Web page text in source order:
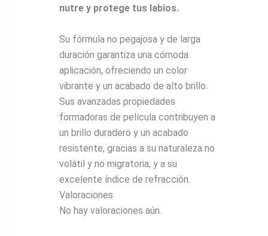
nutre y protege tus labios.
Su fórmula no pegajosa y de larga
duración garantiza una cómoda
aplicación, ofreciendo un color
vibrante y un acabado de alto brillo.
Sus avanzadas propiedades
formadoras de película contribuyen a
un brillo duradero y un acabado
resistente, gracias a su naturaleza no
volátil y no migratoria, y a su
excelente índice de refracción.
Valoraciones
No hay valoraciones aún.